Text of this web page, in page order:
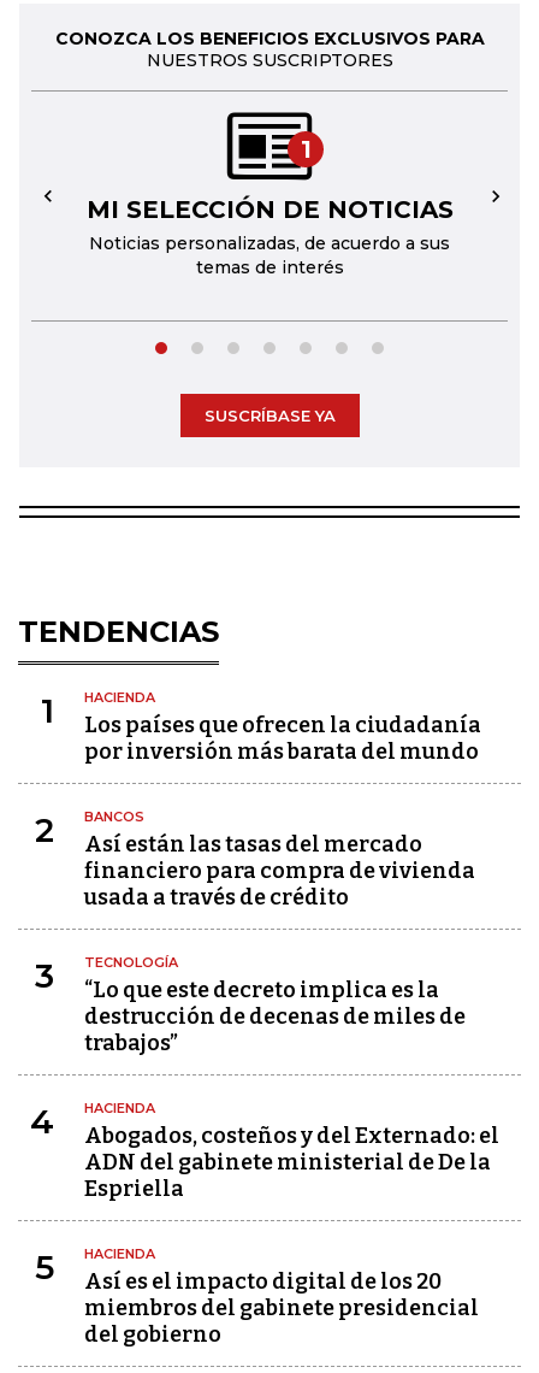
CONOZCA LOS BENEFICIOS EXCLUSIVOS PARA
NUESTROS SUSCRIPTORES
1
MI SELECCIÓN DE NOTICIAS
Noticias personalizadas, de acuerdo a sus
temas de interés
← →
SUSCRÍBASE YA
TENDENCIAS
1 HACIENDA
Los países que ofrecen la ciudadanía
por inversión más barata del mundo
2 BANCOS
Así están las tasas del mercado
financiero para compra de vivienda
usada a través de crédito
3 TECNOLOGÍA
“Lo que este decreto implica es la
destrucción de decenas de miles de
trabajos”
4 HACIENDA
Abogados, costeños y del Externado: el
ADN del gabinete ministerial de De la
Espriella
5 HACIENDA
Así es el impacto digital de los 20
miembros del gabinete presidencial
del gobierno